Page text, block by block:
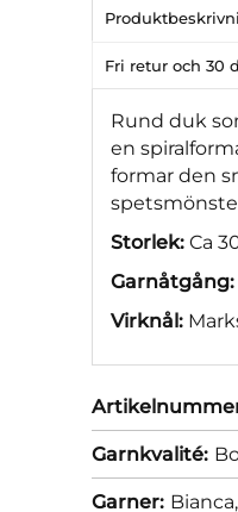
Fri retur och 30
Rund duk
en
formar den
Storlek: Ca
Garnåtgång:
Virknål:
Garnkvalité:
Garner: